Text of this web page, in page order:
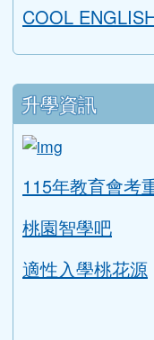
COOL
升學資訊
ink to https://
115年教育會考
桃園智學吧
適性入學桃花源